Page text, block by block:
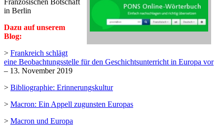
Französischen Botschaft
in Berlin
Dazu auf unserem
Blog:
> Frankreich schlägt
eine Beobachtungsstelle für den Geschichtsunterricht in Europa vor
– 13. November 2019
> Bibliographie: Erinnerungskultur
> Macron: Ein Appell zugunsten Europas
> Macron und Europa